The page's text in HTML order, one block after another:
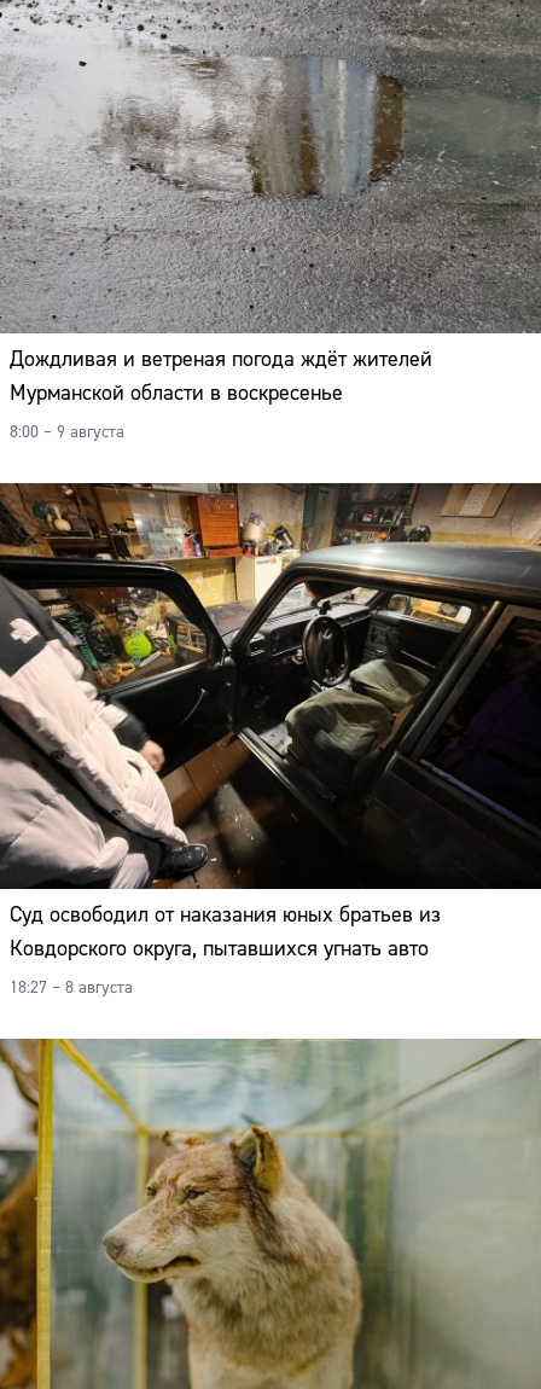
Дождливая и ветреная погода ждёт жителей
Мурманской области в воскресенье
8:00 – 9 августа
Суд освободил от наказания юных братьев из
Ковдорского округа, пытавшихся угнать авто
18:27 – 8 августа